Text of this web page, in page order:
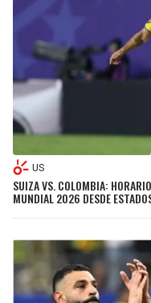
US
SUIZA VS. COLOMBIA:
MUNDIAL 2026 DESDE